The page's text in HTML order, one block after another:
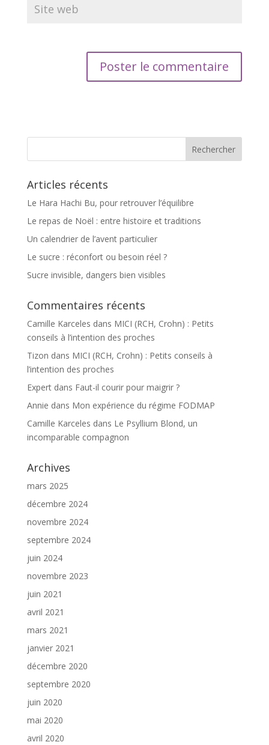
Articles récents
Le Hara Hachi Bu, pour retrouver l’équilibre
Le repas de Noël : entre histoire et traditions
Un calendrier de l’avent particulier
Le sucre : réconfort ou besoin réel ?
Sucre invisible, dangers bien visibles
Commentaires récents
Camille Karceles dans MICI (RCH, Crohn) : Petits
conseils à l’intention des proches
Tizon dans MICI (RCH, Crohn) : Petits conseils à
l’intention des proches
Expertdans Faut-il courir pour maigrir ?
Annie dans Mon expérience du régime FODMAP
Camille Karceles dans Le Psyllium Blond, un
incomparable compagnon
Archives
mars 2025
décembre 2024
novembre 2024
septembre 2024
juin 2024
novembre 2023
juin 2021
avril 2021
mars 2021
janvier 2021
décembre 2020
septembre 2020
juin 2020
mai 2020
avril 2020